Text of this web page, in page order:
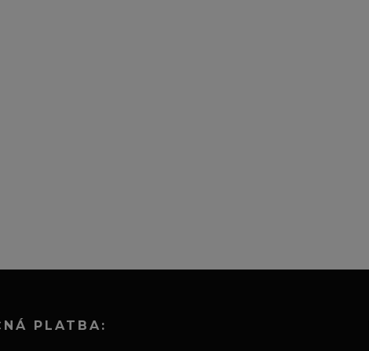
PLATBA: